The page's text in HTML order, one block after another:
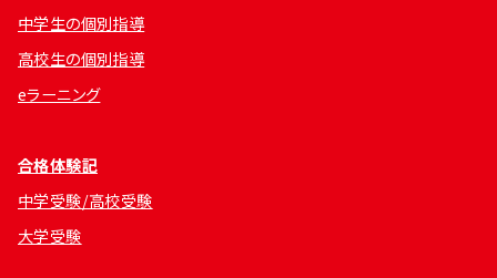
中学生の個別指導
高校生の個別指導
eラーニング
合格体験記
中学受験/高校受験
大学受験